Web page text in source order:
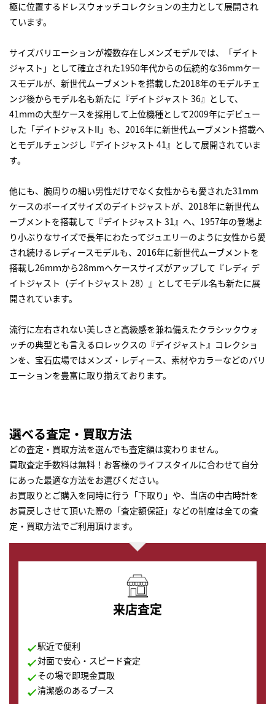
極に位置するドレスウォッチコレクションの主力として展開され
ています。
サイズバリエーションが複数存在しメンズモデルでは、「デイト
ジャスト」として確立された1950年代からの伝統的な36mmケー
スモデルが、新世代ムーブメントを搭載した2018年のモデルチェ
ンジ後からモデル名も新たに『デイトジャスト 36』として、
41mmの大型ケースを採用して上位機種として2009年にデビュー
した「デイトジャストII」も、2016年に新世代ムーブメント搭載へ
とモデルチェンジし『デイトジャスト 41』として展開されていま
す。
他にも、腕周りの細い男性だけでなく女性からも愛された31mm
ケースのボーイズサイズのデイトジャストが、2018年に新世代ム
ーブメントを搭載して『デイトジャスト 31』へ、1957年の登場よ
り小ぶりなサイズで長年にわたってジュエリーのように女性から愛
され続けるレディースモデルも、2016年に新世代ムーブメントを
搭載し26mｍから28mmへケースサイズがアップして『レディ デ
イトジャスト（デイトジャスト 28）』としてモデル名も新たに展
開されています。
流行に左右されない美しさと高級感を兼ね備えたクラシックウォ
ッチの典型とも言えるロレックスの『デイジャスト』コレクショ
ンを、宝石広場ではメンズ・レディース、素材やカラーなどのバリ
エーションを豊富に取り揃えております。
選べる査定・買取方法
どの査定・買取方法を選んでも査定額は変わりません。
買取査定手数料は無料！お客様のライフスタイルに合わせて自分
にあった最適な方法をお選びください。
お買取りとご購入を同時に行う「下取り」や、当店の中古時計を
お買戻しさせて頂いた際の「査定額保証」などの制度は全ての査
定・買取方法でご利用頂けます。
来店査定
駅近で便利
対面で安心・スピード査定
その場で即現金買取
清潔感のあるブース